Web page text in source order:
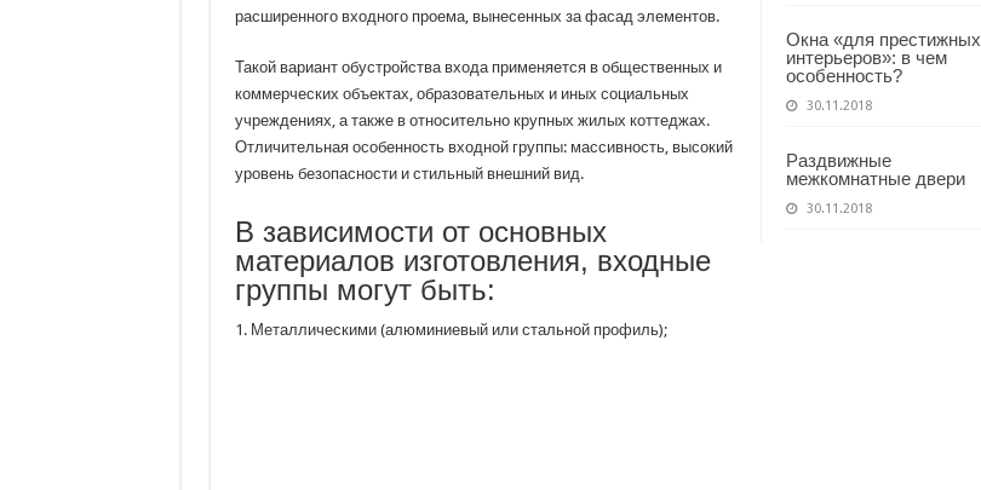
Окна «для престижных
интерьеров»: в чем
особенность?
30.11.2018
Раздвижные
межкомнатные двери
30.11.2018
расширенного входного проема, вынесенных за фасад элементов.
Такой вариант обустройства входа применяется в общественных и
коммерческих объектах, образовательных и иных социальных
учреждениях, а также в относительно крупных жилых коттеджах.
Отличительная особенность входной группы: массивность, высокий
уровень безопасности и стильный внешний вид.
В зависимости от основных
материалов изготовления, входные
группы могут быть:
1. Металлическими (алюминиевый или стальной профиль);